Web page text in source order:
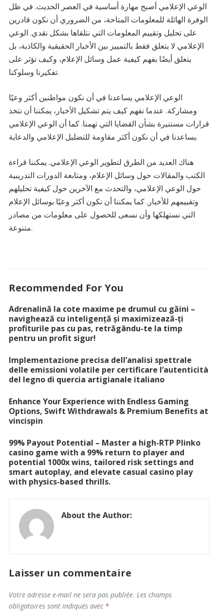
الوعي الإعلامي أصبح مهارة أساسية في العصر الحديث. في ظل
الوفرة الهائلة للمعلومات المتاحة، من الضروري أن نكون قادرين
على تحليل وتقييم المعلومات التي نتلقاها بشكل نقدي. الوعي
الإعلامي لا يتعلق فقط بالتمييز بين الأخبار الحقيقية والكاذبة، بل
يتعلق أيضًا بفهم كيفية عمل وسائل الإعلام، وكيف تؤثر على
تفكيرنا وسلوكنا.
الوعي الإعلامي يساعدنا في أن نكون مواطنين أكثر وعيًا
ومشاركة. عندما نفهم كيف يتم تشكيل الأخبار، يمكننا أن نتخذ
قرارات مستنيرة بشأن القضايا التي تهمنا. كما أن الوعي الإعلامي
يساعدنا في أن نكون أكثر مقاومة للتضليل الإعلامي والدعاية.
هناك العديد من الطرق لتطوير الوعي الإعلامي. يمكننا قراءة
الكتب والمقالات حول وسائل الإعلام، ومتابعة الدورات التدريبية
حول الوعي الإعلامي، والتحدث مع الآخرين حول كيفية تحليلهم
وتقييمهم للأخبار. كما يمكننا أن نكون أكثر وعيًا بوسائل الإعلام
التي نستهلكها وأن نسعى للحصول على معلومات من مصادر
متنوعة.
Recommended For You
Adrenalină la cote maxime pe drumul cu găini –
navighează cu inteligență și maximizează-ți
profiturile pas cu pas, retrăgându-te la timp
pentru un profit sigur!
Implementazione precisa dell’analisi spettrale
delle emissioni volatile per certificare l’autenticità
del legno di quercia artigianale italiano
Enhance Your Experience with Endless Gaming
Options, Swift Withdrawals & Premium Benefits at
vincispin
99% Payout Potential – Master a high-RTP Plinko
casino game with a 99% return to player and
potential 1000x wins, tailored risk settings and
smart autoplay, and elevate casual casino play
with physics-based thrills.
About the Author:
Laisser un commentaire
Votre adresse e-mail ne sera pas publiée. Les champs
obligatoires sont indiqués avec *